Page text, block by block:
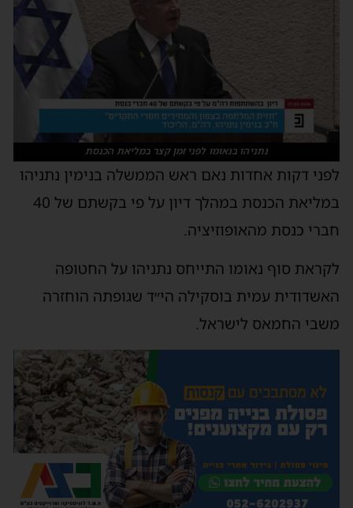
נתניהו בנאומו לפני זמן קצר במליאת הכנסת
לפני דקות אחדות נאם ראש הממשלה בנימין נתניהו
במליאת הכנסת במהלך דיון על פי בקשתם של 40
חברי כנסת מהאופוזיציה.
לקראת סוף נאומו התייחס נתניהו על החטופה
האשדודית עמית בוסקילה הי״ד שגופתה הוחזרה
משבי החמאס לישראל.